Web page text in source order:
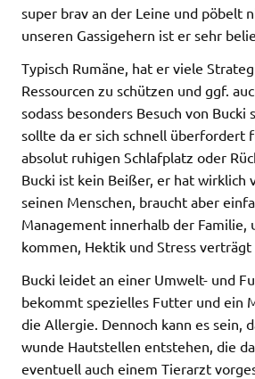
super brav an der Leine und pöbelt
unseren Gassigehern ist er sehr
Typisch Rumäne, hat er viele
Ressourcen zu schützen und ggf.
sodass besonders Besuch von
sollte da er sich schnell überfordert
absolut ruhigen Schlafplatz oder
Bucki ist kein Beißer, er hat wirklich
seinen Menschen, braucht aber
Management innerhalb der Familie,
kommen, Hektik und Stress verträgt
Bucki leidet an einer Umwelt- und
bekommt spezielles Futter und ein
die Allergie. Dennoch kann es sein,
wunde Hautstellen entstehen, die
eventuell auch einem Tierarzt